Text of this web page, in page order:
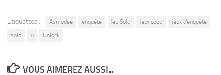
Étiquettes : Asmodee enquête Jeu Solo Jeux coop
jeux d'enquete
solo
u Unlock
VOUS AIMEREZ AUSSI...